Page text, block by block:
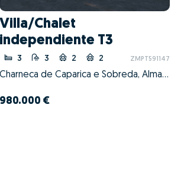
Villa/Chalet
independiente T3
3 3 2 2 ZMPT591147
Charneca de Caparica e Sobreda, Almada, Setúbal
980.000 €